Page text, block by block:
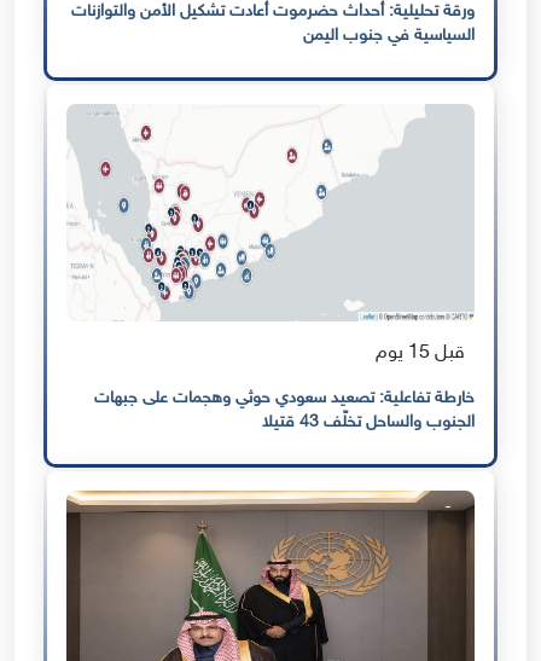
ورقة تحليلية: أحداث حضرموت أعادت تشكيل الأمن والتوازنات
السياسية في جنوب اليمن
قبل 15 يوم
خارطة تفاعلية: تصعيد سعودي حوثي وهجمات على جبهات
الجنوب والساحل تخلّف 43 قتيلا